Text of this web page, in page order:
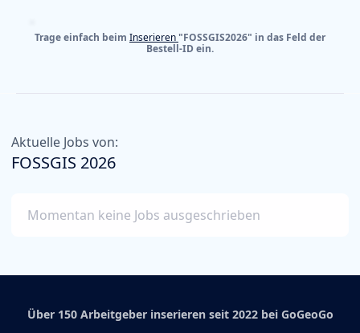
Trage einfach beim Inserieren"FOSSGIS2026" in das Feld der
Bestell-ID ein.
Aktuelle Jobs von:
FOSSGIS 2026
Momentan keine Jobs ausgeschrieben
Über 150 Arbeitgeber inserieren seit 2022 bei GoGeoGo